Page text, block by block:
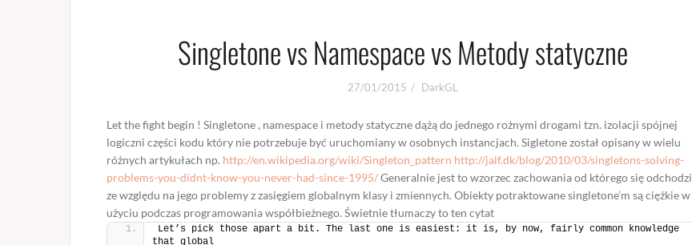
Singletone vs Namespace vs Metody statyczne
27/01/2015 DarkGL
Let the fight begin ! Singletone , namespace i metody statyczne dążą do jednego rożnymi drogami tzn. izolacji spójnej
logiczni części kodu który nie potrzebuje być uruchomiany w osobnych instancjach. Sigletone został opisany w wielu
różnych artykułach np. http://en.wikipedia.org/wiki/Singleton_pattern http://jalf.dk/blog/2010/03/singletons-solving-
problems-you-didnt-know-you-never-had-since-1995/Generalnie jest to wzorzec zachowania od którego się odchodzi
ze względu na jego problemy z zasięgiem globalnym klasy i zmiennych. Obiekty potraktowane singletone’m są ciężkie w
użyciu podczas programowania współbieżnego. Świetnie tłumaczy to ten cytat
Let’s pick those apart a bit. The last one is eas­i­est: it is, by now, fairly com­mon knowl­edge
that global